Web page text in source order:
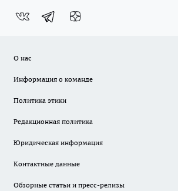
О нас
Информация о команде
Политика этики
Редакционная политика
Юридическая информация
Контактные данные
Обзорные статьи и пресс-релизы